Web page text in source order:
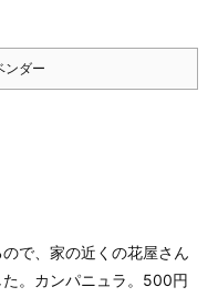
ンダー
で、家の近くの花屋さん
。 カンパニュラ。500円